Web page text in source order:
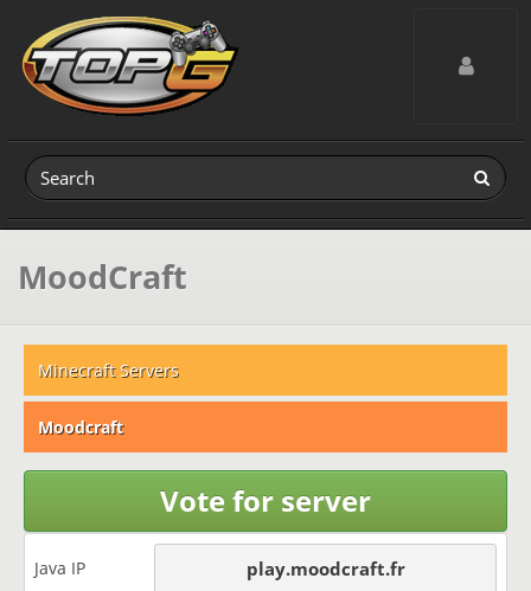
Toggle
MoodCraft
Minecraft Servers
Moodcraft
Vote for server
Java IP play.moodcraft.fr